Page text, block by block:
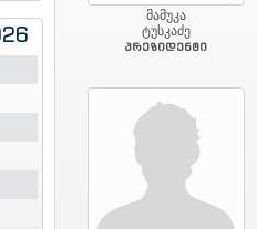
მამუკა
ტუსკაძე
პრეზიდენტი